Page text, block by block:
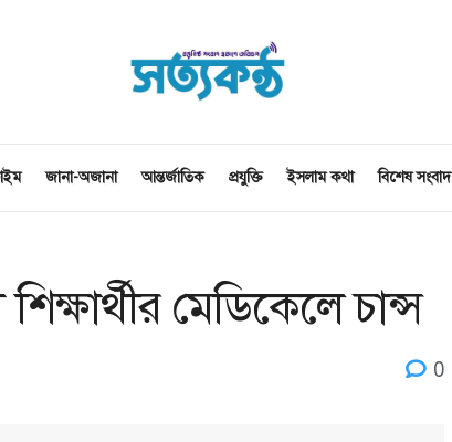
জানা-অজানা আন্তর্জাতিক প্রযুক্তি ইসলাম কথা বিশেষ সংবাদ
মেডিকেলে চান্স
0